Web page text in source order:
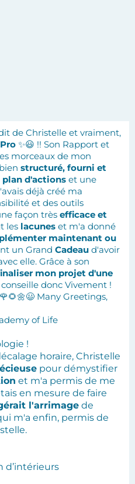
de Christelle et vraiment,
✨😃 !! Son Rapport et
morceaux de mon
structuré, fourni et
plan d'actions et une
déjà créé ma
et des outils
façon très efficace et
les lacunes et m'a donné
maintenant ou
un Grand Cadeau d'avoir
elle. Grâce à son
mon projet d'une
conseille donc Vivement !
Many Greetings,
of Life
!
horaire, Christelle
pour démystifier
et m'a permis de me
en mesure de faire
l'arrimage de
m'a enfin, permis de
d’intérieurs